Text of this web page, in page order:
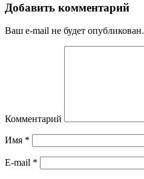
Добавить комментарий
Ваш e-mail не будет опубликован.
Комментарий
Имя *
E-mail *